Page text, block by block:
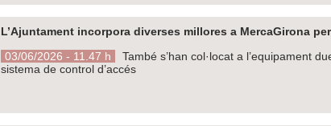
L’Ajuntament incorpora diverses millores a MercaGirona
03/06/2026 - 11.47 h
També s’han col·locat a l’equipament
sistema de control d’accés